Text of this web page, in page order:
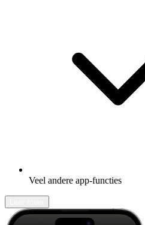
Veel andere app-functies